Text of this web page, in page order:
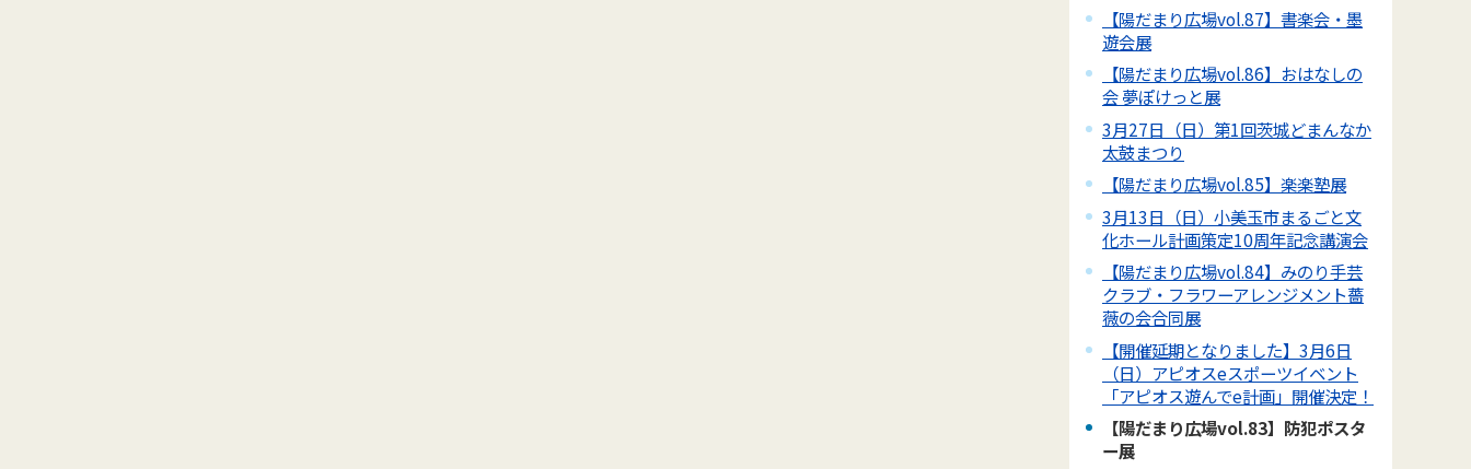
【陽だまり広場vol.87】書楽会・墨
遊会展
【陽だまり広場vol.86】おはなしの
会 夢ぽけっと展
3月27日（日）第1回茨城どまんなか
太鼓まつり
【陽だまり広場vol.85】楽楽塾展
3月13日（日）小美玉市まるごと文
化ホール計画策定10周年記念講演会
【陽だまり広場vol.84】みのり手芸
クラブ・フラワーアレンジメント薔
薇の会合同展
【開催延期となりました】3月6日
（日）アピオスeスポーツイベント
「アピオス遊んでe計画」開催決定！
【陽だまり広場vol.83】防犯ポスタ
ー展